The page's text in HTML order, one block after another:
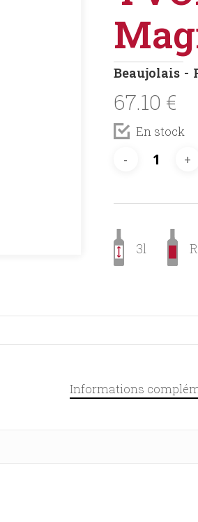
Beaujolais
67.10 €
En stock
3l
Informations